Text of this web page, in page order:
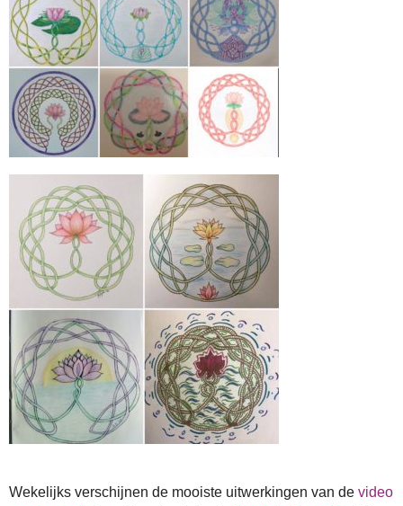
Wekelijks verschijnen de mooiste uitwerkingen van de video